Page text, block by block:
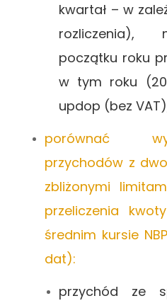
kwartał – w
rozliczenia),
początku roku
w tym roku
updop (bez
porównać
przychodów z
zbliżonymi
przeliczenia
średnim kursie
dat):
przychód ze